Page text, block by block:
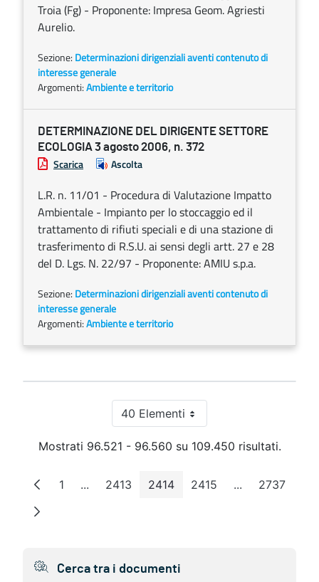
Troia (Fg) - Proponente: Impresa Geom. Agriesti
Aurelio.
Sezione: Determinazioni dirigenziali aventi contenuto di
interesse generale
Argomenti:Ambiente e territorio
DETERMINAZIONE DEL DIRIGENTE SETTORE
ECOLOGIA 3 agosto 2006, n. 372
Scarica Ascolta
L.R. n. 11/01 - Procedura di Valutazione Impatto
Ambientale - Impianto per lo stoccaggio ed il
trattamento di rifiuti speciali e di una stazione di
trasferimento di R.S.U. ai sensi degli artt. 27 e 28
del D. Lgs. N. 22/97 - Proponente: AMIU s.p.a.
Sezione: Determinazioni dirigenziali aventi contenuto di
interesse generale
Argomenti:Ambiente e territorio
40 ElementiPer pagina
Mostrati 96.521 - 96.560 su 109.450 risultati.
Pagina
1 ...Pagine intermedie
Pagina
2413 Pagina
2414 Pagina
2415 ...PaginePagina
2737
Cerca tra i documenti